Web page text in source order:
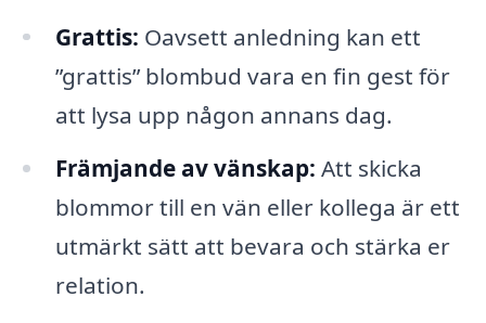
Grattis: Oavsett anledning kan ett
”grattis” blombud vara en fin gest för
att lysa upp någon annans dag.
Främjande av vänskap: Att skicka
blommor till en vän eller kollega är ett
utmärkt sätt att bevara och stärka er
relation.